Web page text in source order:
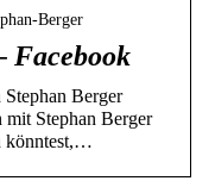
Berger
Facebook
Berger
Stephan Berger
könntest,…